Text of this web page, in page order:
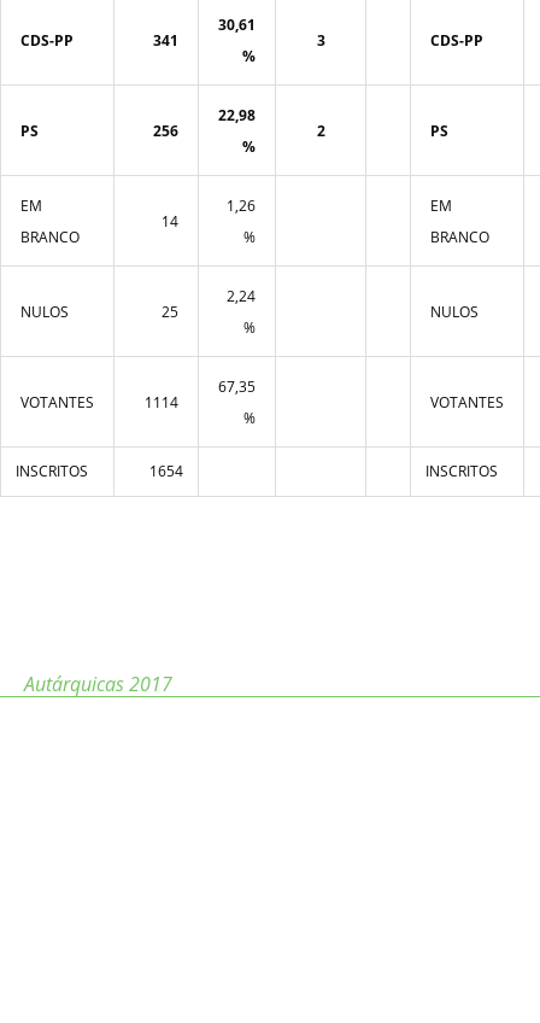
CDS-PP 341
30,61
%
3 CDS-PP
PS 256
22,98
%
2 PS
EM
BRANCO
14
1,26
%
EM
BRANCO
NULOS 25
2,24
%
NULOS
VOTANTES 1114
67,35
%
VOTANTES
INSCRITOS 1654 INSCRITOS
Autárquicas 2017